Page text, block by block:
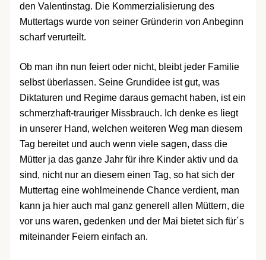
den Valentinstag. Die Kommerzialisierung des
Muttertags wurde von seiner Gründerin von Anbeginn
scharf verurteilt.
Ob man ihn nun feiert oder nicht, bleibt jeder Familie
selbst überlassen. Seine Grundidee ist gut, was
Diktaturen und Regime daraus gemacht haben, ist ein
schmerzhaft-trauriger Missbrauch. Ich denke es liegt
in unserer Hand, welchen weiteren Weg man diesem
Tag bereitet und auch wenn viele sagen, dass die
Mütter ja das ganze Jahr für ihre Kinder aktiv und da
sind, nicht nur an diesem einen Tag, so hat sich der
Muttertag eine wohlmeinende Chance verdient, man
kann ja hier auch mal ganz generell allen Müttern, die
vor uns waren, gedenken und der Mai bietet sich für´s
miteinander Feiern einfach an.